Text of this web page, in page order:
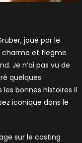
joué par le
charme et flegme
Je n’ai pas vu de
quelques
bonnes histoires il
iconique dans le
sur le casting